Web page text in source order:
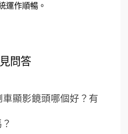
運作順暢。
問答
顯影鏡頭哪個好？有